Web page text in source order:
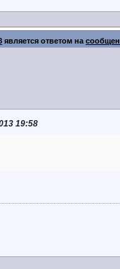
является ответом на
19:58